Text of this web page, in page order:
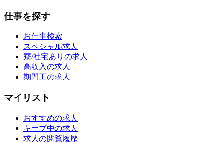
仕事を探す
お仕事検索
スペシャル求人
寮/社宅ありの求人
高収入の求人
期間工の求人
マイリスト
おすすめの求人
キープ中の求人
求人の閲覧履歴